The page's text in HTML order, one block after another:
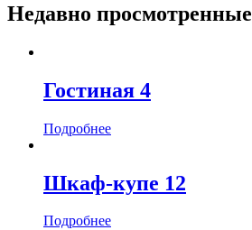
Недавно просмотренные
Гостиная 4
Подробнее
Шкаф-купе 12
Подробнее